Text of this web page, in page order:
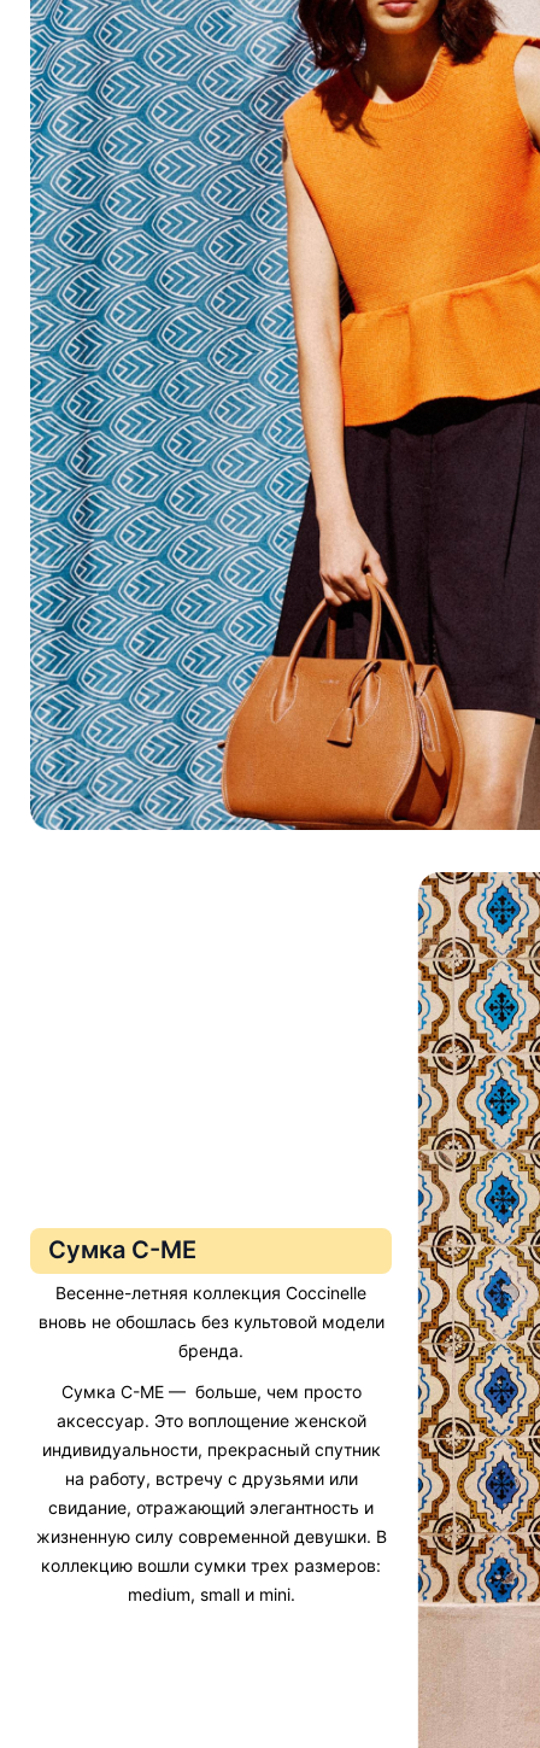
Сумка C-ME
Весенне-летняя коллекция Coccinelle
вновь не обошлась без культовой модели
бренда.
Сумка C-ME — больше, чем просто
аксессуар. Это воплощение женской
индивидуальности, прекрасный спутник
на работу, встречу с друзьями или
свидание, отражающий элегантность и
жизненную силу современной девушки. В
коллекцию вошли сумки трех размеров:
medium, small и mini.